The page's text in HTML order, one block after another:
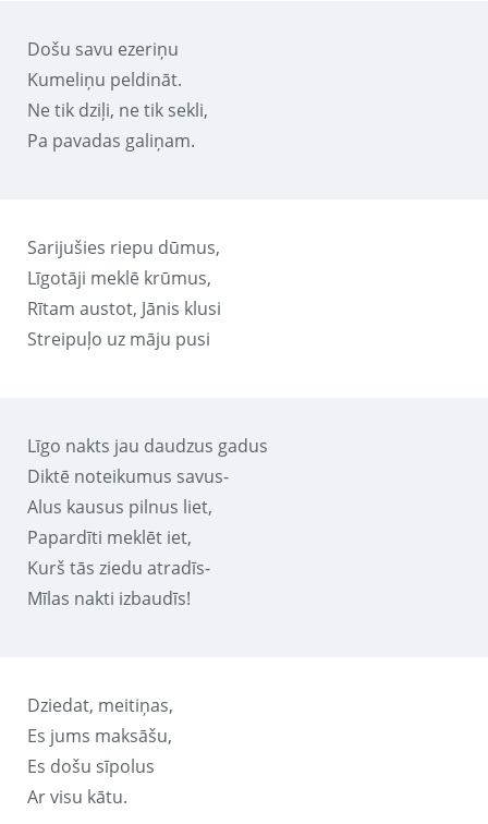
Došu savu ezeriņu
Kumeliņu peldināt.
Ne tik dziļi, ne tik sekli,
Pa pavadas galiņam.
Sarijušies riepu dūmus,
Līgotāji meklē krūmus,
Rītam austot, Jānis klusi
Streipuļo uz māju pusi
Līgo nakts jau daudzus gadus
Diktē noteikumus savus-
Alus kausus pilnus liet,
Papardīti meklēt iet,
Kurš tās ziedu atradīs-
Mīlas nakti izbaudīs!
Dziedat, meitiņas,
Es jums maksāšu,
Es došu sīpolus
Ar visu kātu.